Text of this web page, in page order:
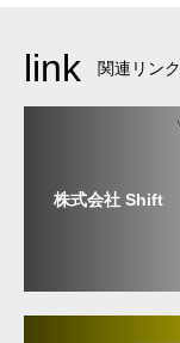
link 関連リンク
株式会社 Shift